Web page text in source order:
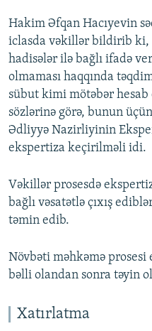
Hakim Əfqan Hacıyevin
iclasda vəkillər bildirib ki,
hadisələr ilə bağlı ifadə
olmaması haqqında
sübut kimi mötəbər
sözlərinə görə, bunun
Ədliyyə Nazirliyinin
ekspertiza keçirilməli idi.
Vəkillər prosesdə
bağlı vəsatətlə çıxış
təmin edib.
Növbəti məhkəmə prosesi
bəlli olandan sonra təyin
Xatırlatma